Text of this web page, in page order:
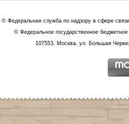
© Федеральная служба по надзору в сфере
© Федеральное государственное
107553, Москва, ул. Большая